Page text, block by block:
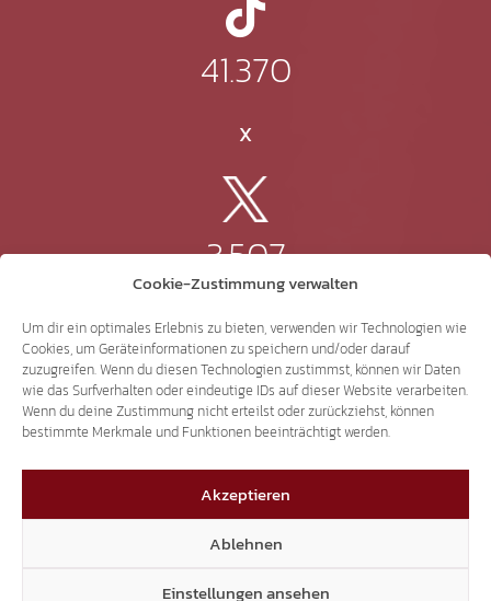
Cookie-Zustimmung verwalten
Um dir ein optimales Erlebnis zu bieten, verwenden wir Technologien wie
Cookies, um Geräteinformationen zu speichern und/oder darauf
zuzugreifen. Wenn du diesen Technologien zustimmst, können wir Daten
wie das Surfverhalten oder eindeutige IDs auf dieser Website verarbeiten.
Wenn du deine Zustimmung nicht erteilst oder zurückziehst, können
bestimmte Merkmale und Funktionen beeinträchtigt werden.
Akzeptieren
Ablehnen
Einstellungen ansehen
41.370
X
3.507
Threads
3.401
YouTube